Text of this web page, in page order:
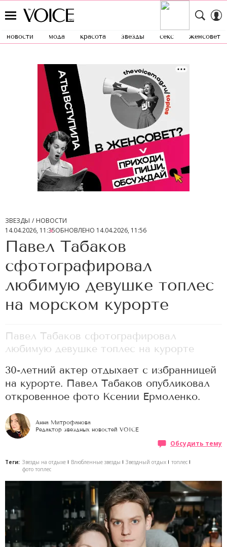
новости мода красота звезды секс женсовет
ЗВЕЗДЫ
НОВОСТИ
14.04.2026, 11:35ОБНОВЛЕНО 14.04.2026, 11:56
Павел Табаков
сфотографировал
любимую девушке топлес
на морском курорте
Павел Табаков сфотографировал
любимую девушке топлес на курорте
30-летний актер отдыхает с избранницей
на курорте. Павел Табаков опубликовал
откровенное фото Ксении Ермоленко.
Анна Митрофанова
Редактор звездных новостей VOICE
Обсудить тему
Теги: Звезды на отдыхе Влюбленные звезды Звездный отдых
топлес
фото топлес